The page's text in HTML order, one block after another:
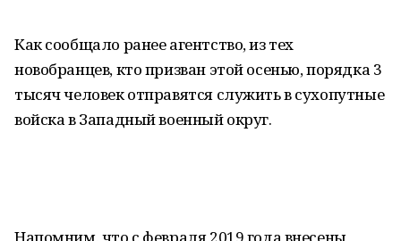
Как сообщало ранее агентство, из тех
новобранцев, кто призван этой осенью, порядка 3
тысяч человек отправятся служить в сухопутные
войска в Западный военный округ.